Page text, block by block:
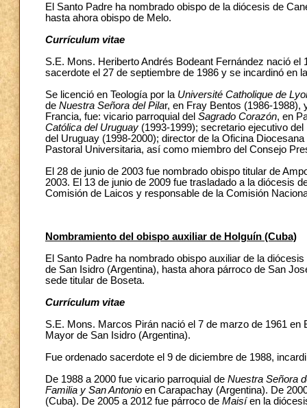
El Santo Padre ha nombrado obispo de la diócesis de
hasta ahora obispo de Melo.
Currículum vitae
S.E. Mons. Heriberto Andrés Bodeant Fernández nació
sacerdote el 27 de septiembre de 1986 y se incardinó en
Se licenció en Teología por la Université Catholique de
de Nuestra Señora del Pilar, en Fray Bentos (1986-1988),
Francia, fue: vicario parroquial del Sagrado Corazón, en
Católica del Uruguay (1993-1999); secretario ejecutivo
del Uruguay (1998-2000); director de la Oficina
Pastoral Universitaria, así como miembro del Consejo
El 28 de junio de 2003 fue nombrado obispo titular de
2003. El 13 de junio de 2009 fue trasladado a la diócesis
Comisión de Laicos y responsable de la Comisión
Nombramiento del obispo auxiliar de Holguín (Cuba)
El Santo Padre ha nombrado obispo auxiliar de la
de San Isidro (Argentina), hasta ahora párroco de San
sede titular de Boseta.
Currículum vitae
S.E. Mons. Marcos Pirán nació el 7 de marzo de 1961
Mayor de San Isidro (Argentina).
Fue ordenado sacerdote el 9 de diciembre de 1988,
De 1988 a 2000 fue vicario parroquial de Nuestra Señora
Familia y San Antonio en Carapachay (Argentina). De
(Cuba). De 2005 a 2012 fue párroco de Maisíen la